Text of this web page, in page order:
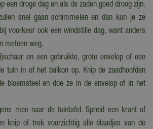
een droge dag en als de zaden goed droog zijn.
snel gaan schimmelen en dan kun je ze
voorkeur ook een windstille dag, want anders
meteen weg.
en een gebruikte, grote envelop of een
tuin in of het balkon op. Knip de zaadhoofden
bloemsteel en doe ze in de envelop of in het
mee naar de tuintafel. Spreid een krant of
knip of trek voorzichtig alle blaadjes van de